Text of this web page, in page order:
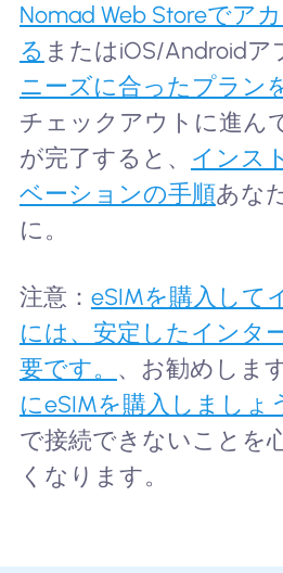
Nomad Web Storeでア
る またはiOS/Androidア
ニーズに合ったプラン
チェックアウトに進ん
が完了すると、 インス
ベーションの手順あな
に。
注意： eSIMを購入して
には、安定したインタ
要です。 、お勧めしま
にeSIMを購入しましょ
で接続できないことを
くなります。